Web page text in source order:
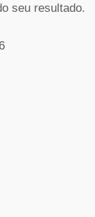
seu resultado.